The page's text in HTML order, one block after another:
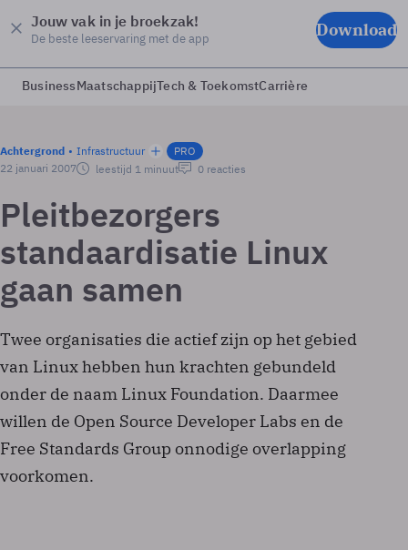
Jouw vak in je broekzak!
De beste leeservaring met de app Download
BusinessMaatschappijTech & ToekomstCarrière
Achtergrond Infrastructuur
PRO
22 januari 2007
leestijd 1 minuut 0 reacties
Pleitbezorgers
standaardisatie Linux
gaan samen
Twee organisaties die actief zijn op het gebied
van Linux hebben hun krachten gebundeld
onder de naam Linux Foundation. Daarmee
willen de Open Source Developer Labs en de
Free Standards Group onnodige overlapping
voorkomen.